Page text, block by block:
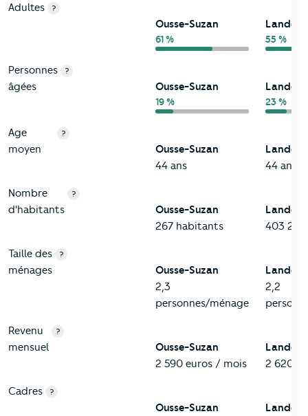
Adultes ?
Ousse-Suzan
61 %
Landes
55 %
Personnes
âgées
?
Ousse-Suzan
19 %
Landes
23 %
Age
moyen
?
Ousse-Suzan
44 ans
Landes
44 ans
Nombre
d'habitants
?
Ousse-Suzan
267 habitants
Landes
403
Taille des
ménages
?
Ousse-Suzan
2,3
personnes/ménage
Landes
2,2
Revenu
mensuel
?
Ousse-Suzan
2 590 euros / mois
Landes
2 620
Cadres ?
Ousse-Suzan Landes